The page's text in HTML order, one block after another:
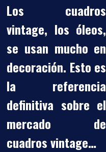
Los cuadros
vintage, los óleos,
se usan mucho en
decoración. Esto es
la referencia
definitiva sobre el
mercado de
cuadros vintage…